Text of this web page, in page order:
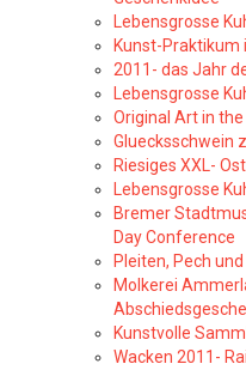
Lebensgrosse
Kunst-Praktikum
2011- das Jahr
Lebensgrosse
Original Art in
Gluecksschwein
Riesiges XXL-
Lebensgrosse
Bremer
Day Conference
Pleiten, Pech
Molkerei
Kunstvolle
Wacken 2011-